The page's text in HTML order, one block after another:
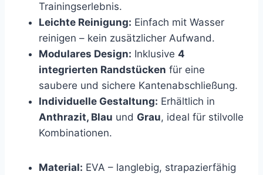
Trainingserlebnis.
Leichte Reinigung: Einfach mit Wasser
reinigen – kein zusätzlicher Aufwand.
Modulares Design: Inklusive 4
integrierten Randstücken für eine
saubere und sichere Kantenabschließung.
Individuelle Gestaltung: Erhältlich in
Anthrazit, Blau und Grau, ideal für stilvolle
Kombinationen.
Material: EVA – langlebig, strapazierfähig